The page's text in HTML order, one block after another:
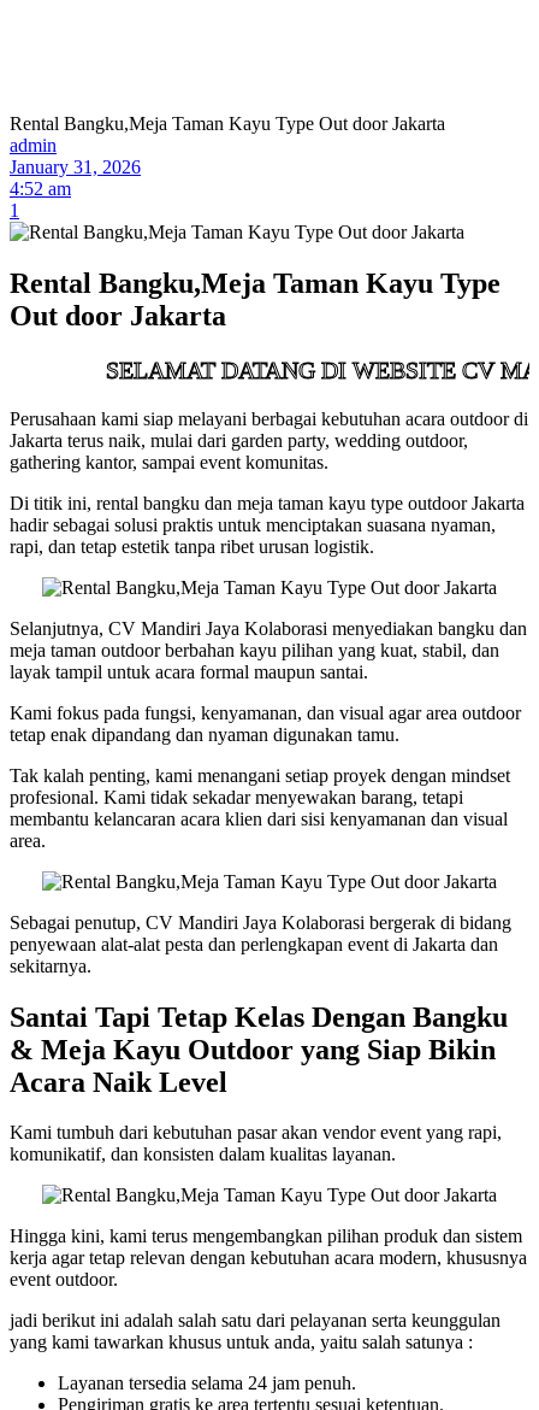
Rental Bangku,Meja Taman Kayu Type Out door Jakarta
admin
January 31, 2026
4:52 am
1
Rental Bangku,Meja Taman Kayu Type
Out door Jakarta
SELAMAT DATANG DI WEBSITE CV
Perusahaan kami siap melayani berbagai kebutuhan acara outdoor di
Jakarta terus naik, mulai dari garden party, wedding outdoor,
gathering kantor, sampai event komunitas.
Di titik ini, rental bangku dan meja taman kayu type outdoor Jakarta
hadir sebagai solusi praktis untuk menciptakan suasana nyaman,
rapi, dan tetap estetik tanpa ribet urusan logistik.
Selanjutnya, CV Mandiri Jaya Kolaborasi menyediakan bangku dan
meja taman outdoor berbahan kayu pilihan yang kuat, stabil, dan
layak tampil untuk acara formal maupun santai.
Kami fokus pada fungsi, kenyamanan, dan visual agar area outdoor
tetap enak dipandang dan nyaman digunakan tamu.
Tak kalah penting, kami menangani setiap proyek dengan mindset
profesional. Kami tidak sekadar menyewakan barang, tetapi
membantu kelancaran acara klien dari sisi kenyamanan dan visual
area.
Sebagai penutup, CV Mandiri Jaya Kolaborasi bergerak di bidang
penyewaan alat-alat pesta dan perlengkapan event di Jakarta dan
sekitarnya.
Santai Tapi Tetap Kelas Dengan Bangku
& Meja Kayu Outdoor yang Siap Bikin
Acara Naik Level
Kami tumbuh dari kebutuhan pasar akan vendor event yang rapi,
komunikatif, dan konsisten dalam kualitas layanan.
Hingga kini, kami terus mengembangkan pilihan produk dan sistem
kerja agar tetap relevan dengan kebutuhan acara modern, khususnya
event outdoor.
jadi berikut ini adalah salah satu dari pelayanan serta keunggulan
yang kami tawarkan khusus untuk anda, yaitu salah satunya :
Layanan tersedia selama 24 jam penuh.
Pengiriman gratis ke area tertentu sesuai ketentuan.